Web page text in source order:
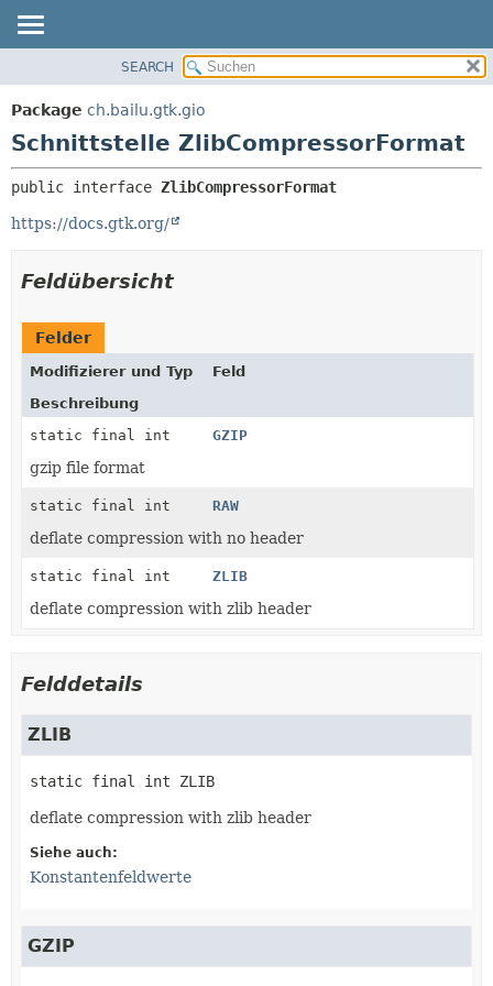
PACKAGE
KLASSE
VERALTET
INDEX
METHODE
SEARCH
Package ch.bailu.gtk.gio
Schnittstelle ZlibCompressorFormat
public interface ZlibCompressorFormat
https://docs.gtk.org/
Feldübersicht
Felder
Modifizierer und Typ
Feld
Beschreibung
static final int
GZIP
gzip file format
static final int RAW
deflate compression with no header
static final int ZLIB
deflate compression with zlib header
Felddetails
ZLIB
static final int ZLIB
deflate compression with zlib header
Siehe auch:
Konstantenfeldwerte
GZIP